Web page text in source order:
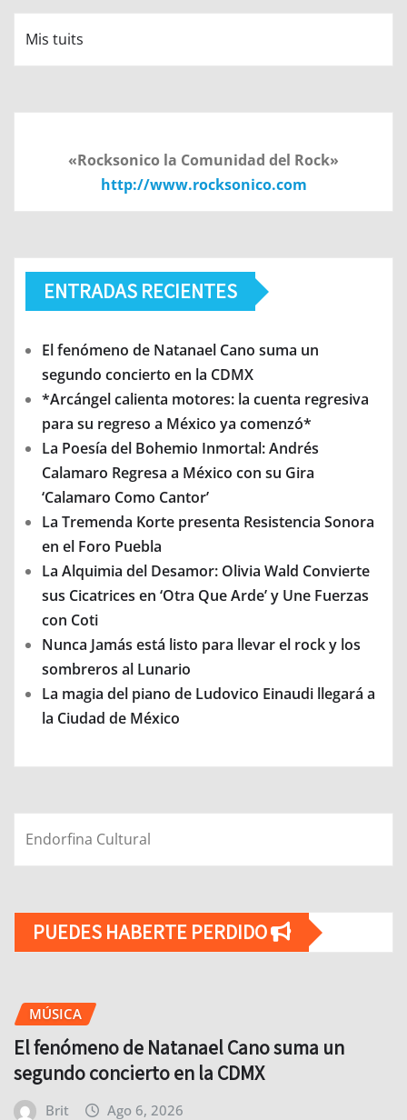
Mis tuits
«Rocksonico la Comunidad del Rock»
http://www.rocksonico.com
ENTRADAS RECIENTES
El fenómeno de Natanael Cano suma un
segundo concierto en la CDMX
*Arcángel calienta motores: la cuenta regresiva
para su regreso a México ya comenzó*
La Poesía del Bohemio Inmortal: Andrés
Calamaro Regresa a México con su Gira
‘Calamaro Como Cantor’
La Tremenda Korte presenta Resistencia Sonora
en el Foro Puebla
La Alquimia del Desamor: Olivia Wald Convierte
sus Cicatrices en ‘Otra Que Arde’ y Une Fuerzas
con Coti
Nunca Jamás está listo para llevar el rock y los
sombreros al Lunario
La magia del piano de Ludovico Einaudi llegará a
la Ciudad de México
Endorfina Cultural
PUEDES HABERTE PERDIDO
MÚSICA
El fenómeno de Natanael Cano suma un
segundo concierto en la CDMX
Brit Ago 6, 2026